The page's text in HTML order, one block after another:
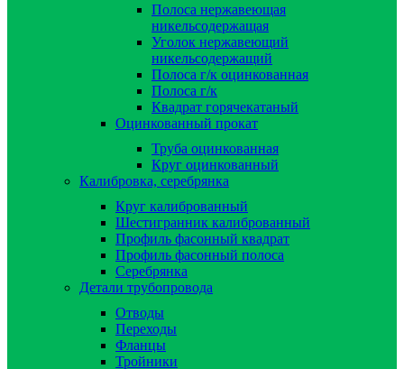
Полоса нержавеющая
никельсодержащая
Уголок нержавеющий
никельсодержащий
Полоса г/к оцинкованная
Полоса г/к
Квадрат горячекатаный
Оцинкованный прокат
Труба оцинкованная
Круг оцинкованный
Калибровка, серебрянка
Круг калиброванный
Шестигранник калиброванный
Профиль фасонный квадрат
Профиль фасонный полоса
Серебрянка
Детали трубопровода
Отводы
Переходы
Фланцы
Тройники